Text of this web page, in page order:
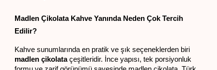
Madlen Çikolata Kahve Yanında Neden Çok Tercih
Edilir?
madlen çikolata çeşitleridir. İnce yapısı, tek porsiyonluk